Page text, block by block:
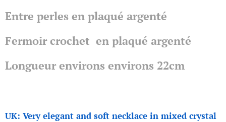
Entre perles en plaqué argenté
Fermoir crochet en plaqué argenté
Longueur environs environs 22cm
UK: Very elegant and soft necklace in mixed crystal